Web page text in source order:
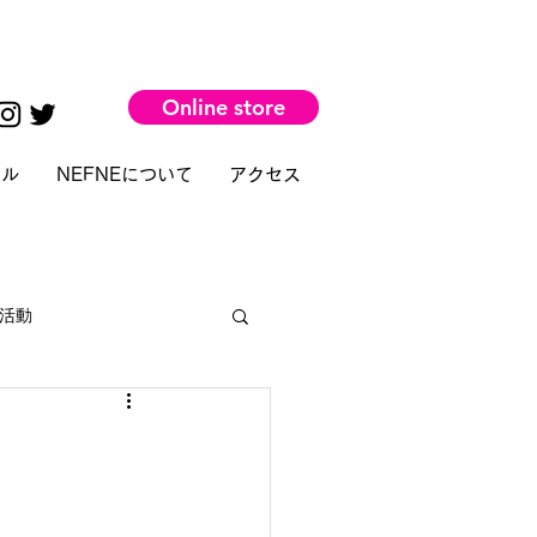
Online store
NEFNEについて アクセス
動